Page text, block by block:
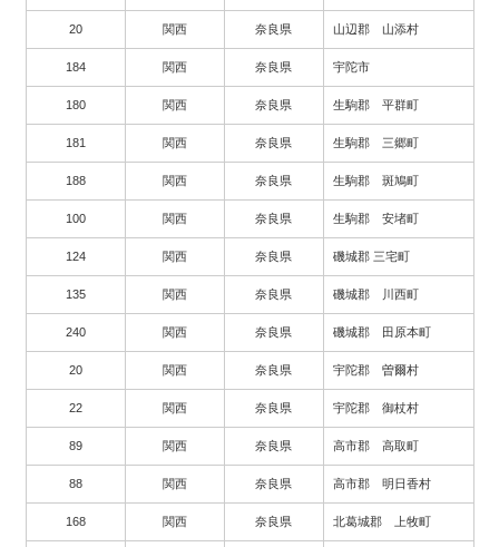
20 関西 奈良県 山辺郡 山添村
184 関西 奈良県 宇陀市
180 関西 奈良県 生駒郡 平群町
181 関西 奈良県 生駒郡 三郷町
188 関西 奈良県 生駒郡 斑鳩町
100 関西 奈良県 生駒郡 安堵町
124 関西 奈良県 磯城郡 三宅町
135 関西 奈良県 磯城郡 川西町
240 関西 奈良県 磯城郡 田原本町
20 関西 奈良県 宇陀郡 曽爾村
22 関西 奈良県 宇陀郡 御杖村
89 関西 奈良県 高市郡 高取町
88 関西 奈良県 高市郡 明日香村
168 関西 奈良県 北葛城郡 上牧町